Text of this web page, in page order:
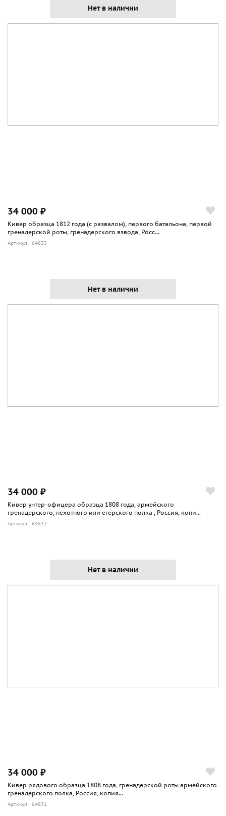
Нет в наличии
34 000 ₽
Кивер образца 1812 года (с развалом), первого батальона, первой
гренадерской роты, гренадерского взвода, Росс...
Артикул: 64833
Нет в наличии
34 000 ₽
Кивер унтер-офицера образца 1808 года, армейского
гренадерского, пехотного или егерского полка , Россия, копи...
Артикул: 64832
Нет в наличии
34 000 ₽
Кивер рядового образца 1808 года, гренадерской роты армейского
гренадерского полка, Россия, копия...
Артикул: 64831